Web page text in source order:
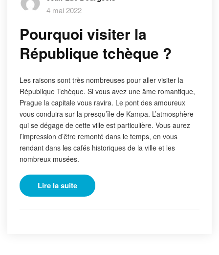
4 mai 2022
Pourquoi visiter la
République tchèque ?
Les raisons sont très nombreuses pour aller visiter la
République Tchèque. Si vous avez une âme romantique,
Prague la capitale vous ravira. Le pont des amoureux
vous conduira sur la presqu’île de Kampa. L’atmosphère
qui se dégage de cette ville est particulière. Vous aurez
l’impression d’être remonté dans le temps, en vous
rendant dans les cafés historiques de la ville et les
nombreux musées.
Lire la suite